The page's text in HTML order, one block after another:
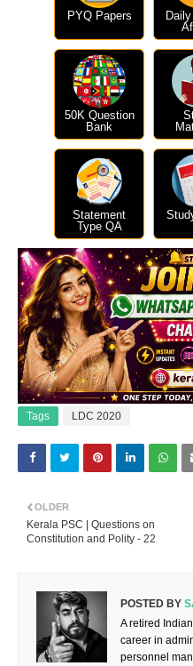
PYQ Papers
50K Question
Bank
Statement
Type QA
Tags LDC 2020
OLDER
Kerala PSC | Questions on
Constitution and Polity - 22
POSTED BY
A retired
career in
personnel